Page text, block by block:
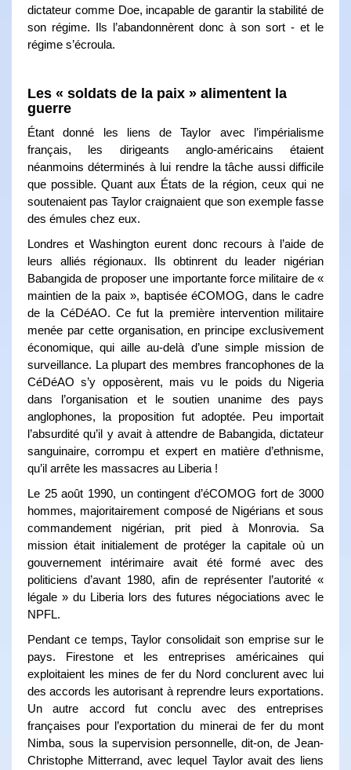
dictateur comme Doe, incapable de garantir la stabilité de
son régime. Ils l’abandonnèrent donc à son sort - et le
régime s’écroula.
Les « soldats de la paix » alimentent la
guerre
Étant donné les liens de Taylor avec l’impérialisme
français, les dirigeants anglo-américains étaient
néanmoins déterminés à lui rendre la tâche aussi difficile
que possible. Quant aux États de la région, ceux qui ne
soutenaient pas Taylor craignaient que son exemple fasse
des émules chez eux.
Londres et Washington eurent donc recours à l’aide de
leurs alliés régionaux. Ils obtinrent du leader nigérian
Babangida de proposer une importante force militaire de «
maintien de la paix », baptisée éCOMOG, dans le cadre
de la CéDéAO. Ce fut la première intervention militaire
menée par cette organisation, en principe exclusivement
économique, qui aille au-delà d’une simple mission de
surveillance. La plupart des membres francophones de la
CéDéAO s’y opposèrent, mais vu le poids du Nigeria
dans l’organisation et le soutien unanime des pays
anglophones, la proposition fut adoptée. Peu importait
l’absurdité qu’il y avait à attendre de Babangida, dictateur
sanguinaire, corrompu et expert en matière d’ethnisme,
qu’il arrête les massacres au Liberia !
Le 25 août 1990, un contingent d’éCOMOG fort de 3000
hommes, majoritairement composé de Nigérians et sous
commandement nigérian, prit pied à Monrovia. Sa
mission était initialement de protéger la capitale où un
gouvernement intérimaire avait été formé avec des
politiciens d’avant 1980, afin de représenter l’autorité «
légale » du Liberia lors des futures négociations avec le
NPFL.
Pendant ce temps, Taylor consolidait son emprise sur le
pays. Firestone et les entreprises américaines qui
exploitaient les mines de fer du Nord conclurent avec lui
des accords les autorisant à reprendre leurs exportations.
Un autre accord fut conclu avec des entreprises
françaises pour l’exportation du minerai de fer du mont
Nimba, sous la supervision personnelle, dit-on, de Jean-
Christophe Mitterrand, avec lequel Taylor avait des liens